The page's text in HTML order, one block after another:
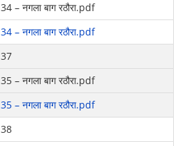
34 – नगला बाग रठौरा.pdf
34 – नगला बाग रठौरा.pdf
37
35 – नगला बाग रठौरा.pdf
35 – नगला बाग रठौरा.pdf
38